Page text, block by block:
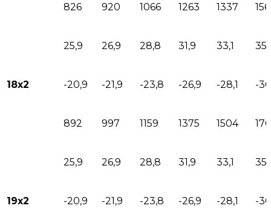
826 920 1066 1263 1337
18х2
25,9 26,9 28,8 31,9 33,1
-20,9 -21,9 -23,8 -26,9 -28,1 -30
892 997 1159 1375 1504
19х2
25,9 26,9 28,8 31,9 33,1
-20,9 -21,9 -23,8 -26,9 -28,1 -30